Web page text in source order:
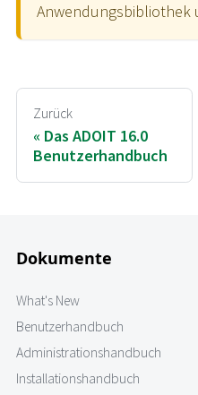
Anwendungsbibliothek
Zurück
Das ADOIT 16.0
Benutzerhandbuch
Dokumente
What's New
Benutzerhandbuch
Administrationshandbuch
Installationshandbuch